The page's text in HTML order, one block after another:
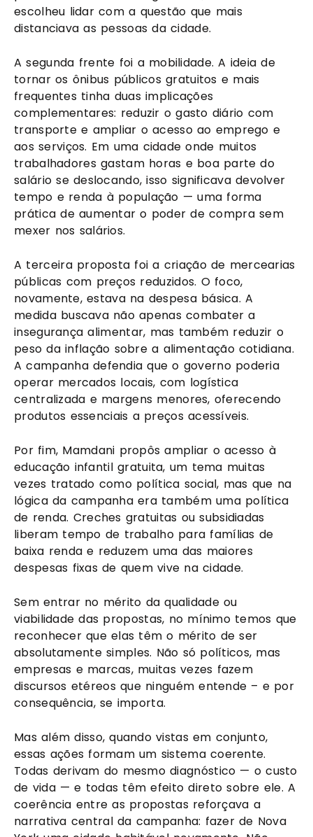
escolheu lidar com a questão que mais
distanciava as pessoas da cidade.
A segunda frente foi a mobilidade. A ideia de
tornar os ônibus públicos gratuitos e mais
frequentes tinha duas implicações
complementares: reduzir o gasto diário com
transporte e ampliar o acesso ao emprego e
aos serviços. Em uma cidade onde muitos
trabalhadores gastam horas e boa parte do
salário se deslocando, isso significava devolver
tempo e renda à população — uma forma
prática de aumentar o poder de compra sem
mexer nos salários.
A terceira proposta foi a criação de mercearias
públicas com preços reduzidos. O foco,
novamente, estava na despesa básica. A
medida buscava não apenas combater a
insegurança alimentar, mas também reduzir o
peso da inflação sobre a alimentação cotidiana.
A campanha defendia que o governo poderia
operar mercados locais, com logística
centralizada e margens menores, oferecendo
produtos essenciais a preços acessíveis.
Por fim, Mamdani propôs ampliar o acesso à
educação infantil gratuita, um tema muitas
vezes tratado como política social, mas que na
lógica da campanha era também uma política
de renda. Creches gratuitas ou subsidiadas
liberam tempo de trabalho para famílias de
baixa renda e reduzem uma das maiores
despesas fixas de quem vive na cidade.
Sem entrar no mérito da qualidade ou
viabilidade das propostas, no mínimo temos que
reconhecer que elas têm o mérito de ser
absolutamente simples. Não só políticos, mas
empresas e marcas, muitas vezes fazem
discursos etéreos que ninguém entende – e por
consequência, se importa.
Mas além disso, quando vistas em conjunto,
essas ações formam um sistema coerente.
Todas derivam do mesmo diagnóstico — o custo
de vida — e todas têm efeito direto sobre ele. A
coerência entre as propostas reforçava a
narrativa central da campanha: fazer de Nova